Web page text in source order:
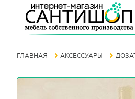
ГЛАВНАЯ АКСЕССУАРЫ